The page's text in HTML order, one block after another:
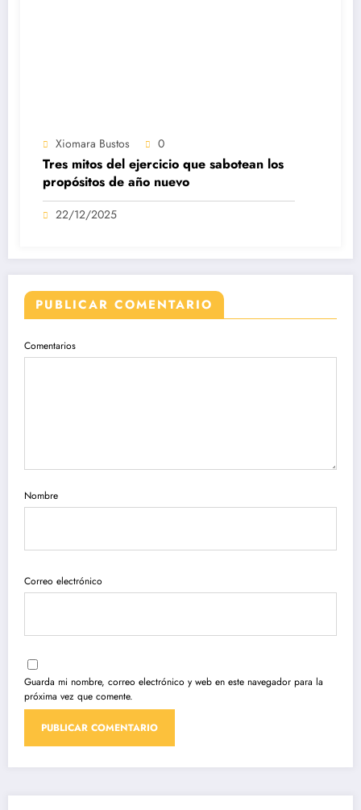
Xiomara Bustos 0
Tres mitos del ejercicio que sabotean los
propósitos de año nuevo
22/12/2025
PUBLICAR COMENTARIO
Comentarios
Nombre
Correo electrónico
Guarda mi nombre, correo electrónico y web en este navegador para la
próxima vez que comente.